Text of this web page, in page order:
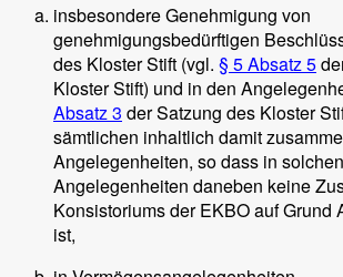
insbesondere Genehmigung von
genehmigungsbedürftigen
des Kloster Stift (vgl. § 5 Absatz 5
Kloster Stift) und in den
Absatz 3 der Satzung des Kloster
sämtlichen inhaltlich damit
Angelegenheiten, so dass in solchen
Angelegenheiten daneben keine
Konsistoriums der EKBO auf Grund
ist,